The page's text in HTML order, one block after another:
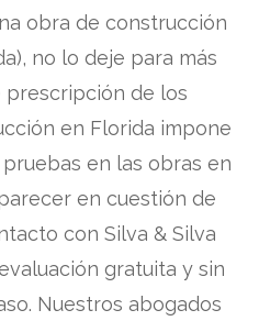
obra de construcción
no lo deje para más
prescripción de los
en Florida impone
en las obras en
en cuestión de
con Silva & Silva
gratuita y sin
Nuestros abogados